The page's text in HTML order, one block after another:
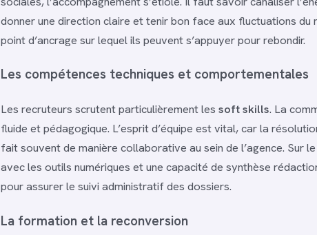
donner une direction claire et tenir bon face aux fluctuations du
point d’ancrage sur lequel ils peuvent s’appuyer pour rebondir.
Les compétences techniques et comportementales
Les recruteurs scrutent particulièrement les soft skills. La
fluide et pédagogique. L’esprit d’équipe est vital, car la
fait souvent de manière collaborative au sein de l’agence. Sur
avec les outils numériques et une capacité de synthèse
pour assurer le suivi administratif des dossiers.
La formation et la reconversion